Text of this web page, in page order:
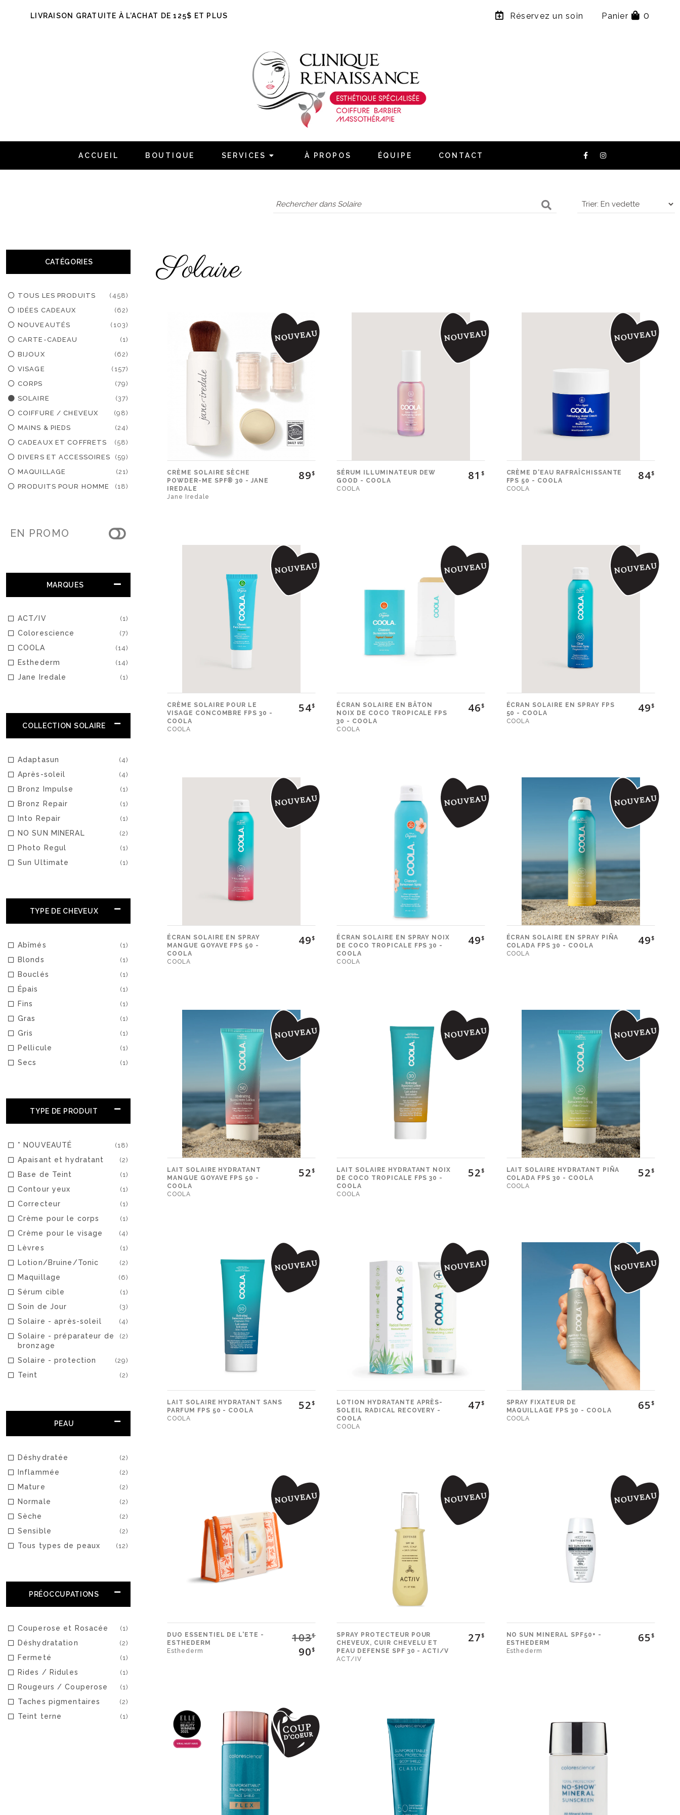
LIVRAISON GRATUITE À L’ACHAT DE 125$ ET PLUS Réservez un soin Panier 0
ACCUEIL BOUTIQUE SERVICES À PROPOS ÉQUIPE CONTACT
CATÉGORIES
TOUS LES PRODUITS
(458)
IDÉES CADEAUX
(62)
NOUVEAUTÉS
(103)
CARTE-CADEAU
(1)
BIJOUX
(62)
VISAGE
(157)
CORPS
(79)
SOLAIRE
(37)
COIFFURE / CHEVEUX
(98)
MAINS & PIEDS
(24)
CADEAUX ET COFFRETS
(58)
DIVERS ET ACCESSOIRES
(59)
MAQUILLAGE
(21)
PRODUITS POUR HOMME
(18)
EN PROMO
MARQUES
ACT/IV (1)
Colorescience (7)
COOLA (14)
Esthederm (14)
Jane Iredale (1)
COLLECTION SOLAIRE
Adaptasun (4)
Après-soleil (4)
Bronz Impulse (1)
Bronz Repair (1)
Into Repair (1)
NO SUN MINERAL (2)
Photo Regul (1)
Sun Ultimate (1)
TYPE DE CHEVEUX
Abîmés (1)
Blonds (1)
Bouclés (1)
Épais (1)
Fins (1)
Gras (1)
Gris (1)
Pellicule (1)
Secs (1)
TYPE DE PRODUIT
* NOUVEAUTÉ (18)
Apaisant et hydratant (2)
Base de Teint (1)
Contour yeux (1)
Correcteur (1)
Crème pour le corps (1)
Crème pour le visage (4)
Lèvres (1)
Lotion/Bruine/Tonic (2)
Maquillage (6)
Sérum cible (1)
Soin de Jour (3)
Solaire - après-soleil (4)
Solaire - préparateur de
bronzage
(2)
Solaire - protection (29)
Teint (2)
PEAU
Déshydratée (2)
Inflammée (2)
Mature (2)
Normale (2)
Sèche (2)
Sensible (2)
Tous types de peaux (12)
PRÉOCCUPATIONS
Couperose et Rosacée (1)
Déshydratation (2)
Fermeté (1)
Rides / Ridules (1)
Rougeurs / Couperose (1)
Taches pigmentaires (2)
Teint terne (1)
Solaire
CRÈME SOLAIRE SÈCHE
POWDER-ME SPF® 30 - JANE
IREDALE
Jane Iredale
89$
SÉRUM ILLUMINATEUR DEW
GOOD - COOLA
COOLA
81$
CRÈME D'EAU RAFRAÎCHISSANTE
FPS 50 - COOLA
COOLA
84$
CRÈME SOLAIRE POUR LE
VISAGE CONCOMBRE FPS 30 -
COOLA
COOLA
54$
ÉCRAN SOLAIRE EN BÂTON
NOIX DE COCO TROPICALE FPS
30 - COOLA
COOLA
46$
ÉCRAN SOLAIRE EN SPRAY FPS
50 - COOLA
COOLA
49$
ÉCRAN SOLAIRE EN SPRAY
MANGUE GOYAVE FPS 50 -
COOLA
COOLA
49$
ÉCRAN SOLAIRE EN SPRAY NOIX
DE COCO TROPICALE FPS 30 -
COOLA
COOLA
49$
ÉCRAN SOLAIRE EN SPRAY PIÑA
COLADA FPS 30 - COOLA
COOLA
49$
LAIT SOLAIRE HYDRATANT
MANGUE GOYAVE FPS 50 -
COOLA
COOLA
52$
LAIT SOLAIRE HYDRATANT NOIX
DE COCO TROPICALE FPS 30 -
COOLA
COOLA
52$
LAIT SOLAIRE HYDRATANT PIÑA
COLADA FPS 30 - COOLA
COOLA
52$
LAIT SOLAIRE HYDRATANT SANS
PARFUM FPS 50 - COOLA
COOLA
52$
LOTION HYDRATANTE APRÈS-
SOLEIL RADICAL RECOVERY -
COOLA
COOLA
47$
SPRAY FIXATEUR DE
MAQUILLAGE FPS 30 - COOLA
COOLA
65$
DUO ESSENTIEL DE L'ETE -
ESTHEDERM
Esthederm
103$
90$
SPRAY PROTECTEUR POUR
CHEVEUX, CUIR CHEVELU ET
PEAU DEFENSE SPF 30 - ACTI/V
ACT/IV
27$
NO SUN MINERAL SPF50+ -
ESTHEDERM
Esthederm
65$
×
Naviguez
Accueil
Services
À propos
Contact
Boutique
Termes & livraison
Social
Instagram